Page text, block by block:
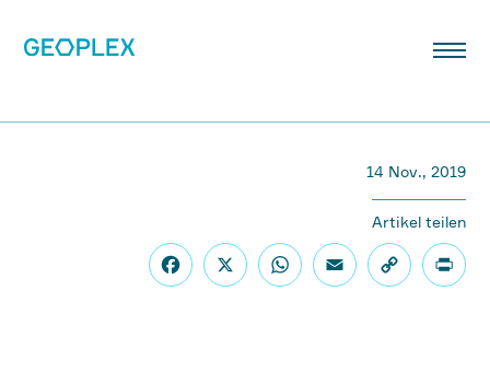
14 Nov., 2019
Artikel teilen